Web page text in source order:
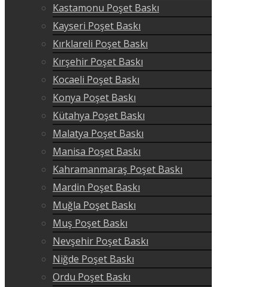
Kastamonu Poşet Baskı
Kayseri Poşet Baskı
Kırklareli Poşet Baskı
Kırşehir Poşet Baskı
Kocaeli Poşet Baskı
Konya Poşet Baskı
Kütahya Poşet Baskı
Malatya Poşet Baskı
Manisa Poşet Baskı
Kahramanmaraş Poşet Baskı
Mardin Poşet Baskı
Muğla Poşet Baskı
Muş Poşet Baskı
Nevşehir Poşet Baskı
Niğde Poşet Baskı
Ordu Poşet Baskı